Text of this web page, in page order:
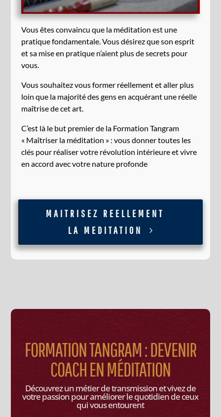
Vous êtes convaincu que la méditation est une
pratique fondamentale. Vous désirez que son esprit
et sa mise en pratique n’aient plus de secrets pour
vous.
Vous souhaitez vous former réellement et aller plus
loin que la majorité des gens en acquérant une réelle
maîtrise de cet art.
C’est là le but premier de la Formation Tangram
« Maîtriser la méditation » : vous donner toutes les
clés pour réaliser votre révolution intérieure et vivre
en accord avec votre nature profonde
MAITRISEZ REELLEMENT
LA MEDITATION
FORMATION TANGRAM : DEVENIR
COACH EN MÉDITATION
Découvrez un métier de transmission et vivez de
votre passion pour améliorer le quotidien de ceux
qui vous entourent